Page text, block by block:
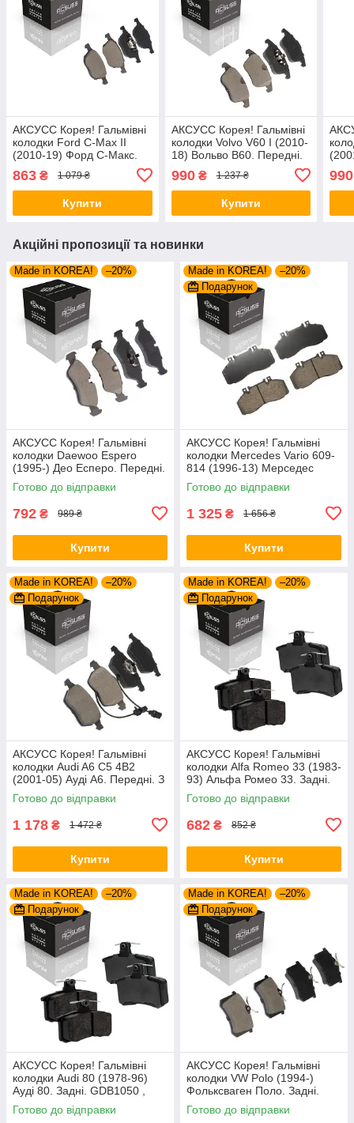
АКСУСС Корея! Гальмівні
колодки Ford C-Max II
(2010-19) Форд С-Макс.
FDB1594 , FDB4319
863 ₴ 1 079 ₴
Купити
АКСУСС Корея! Гальмівні
колодки Volvo V60 I (2010-
18) Вольво В60. Передні.
990₴ 1 237 ₴
Купити
990
Акційні пропозиції та новинки
Made in KOREA! –20%
АКСУСС Корея! Гальмівні
колодки Daewoo Espero
(1995-) Део Есперо. Передні.
GDB951 , FSL584
Готово до відправки
792 ₴ 989 ₴
Купити
Made in KOREA!
–20%
Подарунок
АКСУСС Корея! Гальмівні
колодки Mercedes Vario 609-
814 (1996-13) Мерседес
Варіо. Задні. GDB1695 ,
FVR1522 , GDB5050
Готово до відправки
1 325 ₴ 1 656 ₴
Купити
Made in KOREA!
–20%
Подарунок
АКСУСС Корея! Гальмівні
колодки Audi A6 С5 4B2
(2001-05) Ауді А6. Передні. З
датчиками! GDB1307 ,
GDB1488 , FDB1323 ,
Готово до відправки
1 178 ₴ 1 472 ₴
Купити
Made in KOREA!
–20%
Подарунок
АКСУСС Корея! Гальмівні
колодки Alfa Romeo 33 (1983-
93) Альфа Ромео 33. Задні.
GDB1050 , FDB222
Готово до відправки
682 ₴ 852 ₴
Купити
Made in KOREA!
–20%
Подарунок
АКСУСС Корея! Гальмівні
колодки Audi 80 (1978-96)
Ауді 80. Задні. GDB1050 ,
FDB222
Готово до відправки
Made in KOREA!
–20%
Подарунок
АКСУСС Корея! Гальмівні
колодки VW Polo (1994-)
Фольксваген Поло. Задні.
GDB1330 , FDB1083 ,
FDB1491 , FDB4260
Готово до відправки